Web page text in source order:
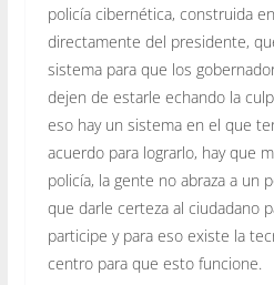
policía cibernética, construida
directamente del presidente,
sistema para que los
dejen de estarle echando la
eso hay un sistema en el que
acuerdo para lograrlo, hay que
policía, la gente no abraza a un
que darle certeza al ciudadano
participe y para eso existe la
centro para que esto funcione.